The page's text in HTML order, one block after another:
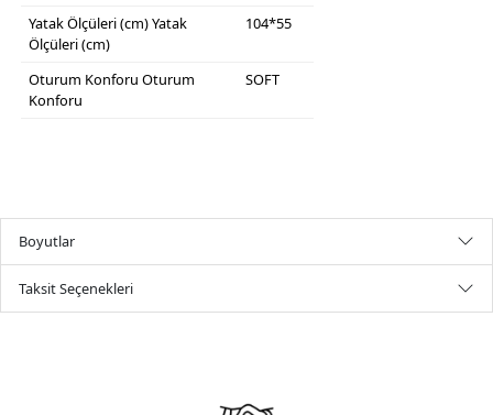
Yatak Ölçüleri (cm)Yatak
Ölçüleri (cm)
104*55
Oturum Konforu Oturum
Konforu
SOFT
Boyutlar
Taksit Seçenekleri